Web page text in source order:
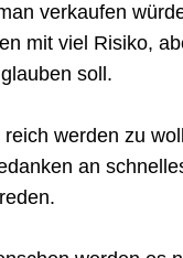
verkaufen
mit viel Risiko,
soll.
werden zu
an